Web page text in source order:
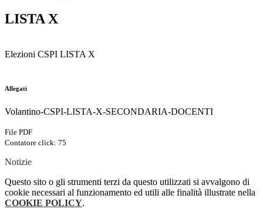
LISTA X
Elezioni CSPI LISTA X
Allegati
Volantino-CSPI-LISTA-X-SECONDARIA-DOCENTI
File PDF
Contatore click: 75
Notizie
Questo sito o gli strumenti terzi da questo utilizzati si avvalgono di
cookie necessari al funzionamento ed utili alle finalità illustrate nella
COOKIE POLICY.